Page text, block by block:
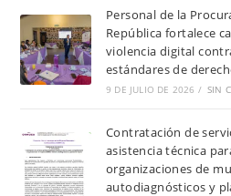
Personal de la
República fortalece
violencia digital
estándares de
9 DE JULIO DE 2026 / SIN
Contratación de
asistencia técnica
organizaciones de
autodiagnósticos y